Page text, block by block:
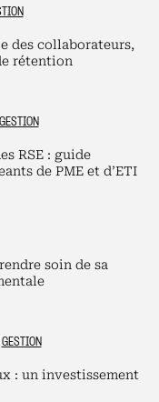
des collaborateurs,
rétention
GESTION
RSE : guide
de PME et d’ETI
soin de sa
GESTION
: un investissement